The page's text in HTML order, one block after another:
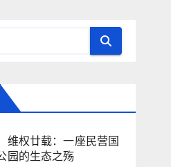
维权廿载：一座民营国
园的生态之殇